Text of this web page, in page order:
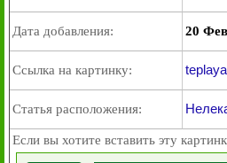
Дата добавления: 20
Ссылка на картинку:
Статья расположения:
Если вы хотите вставить эту